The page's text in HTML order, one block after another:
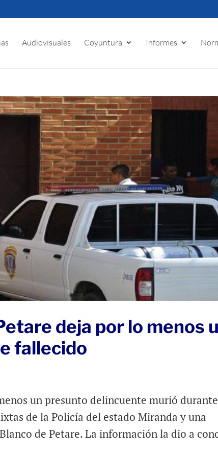
Audiovisuales Coyuntura Informes
deja por lo menos
fallecido
un presunto delincuente murió
de la Policía del estado Miranda y una
de Petare. La información la dio a